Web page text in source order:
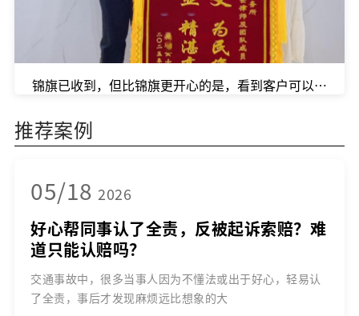
锦旗已收到，但比锦旗更开心的是，看到客户可以安心
推荐案例
05/18 2026
好心帮同事认了全责，反被起诉索赔？难
道只能认赔吗？
交通事故中，很多当事人因为不懂法或出于好心，轻易认
了全责，事后才发现麻烦远比想象的大